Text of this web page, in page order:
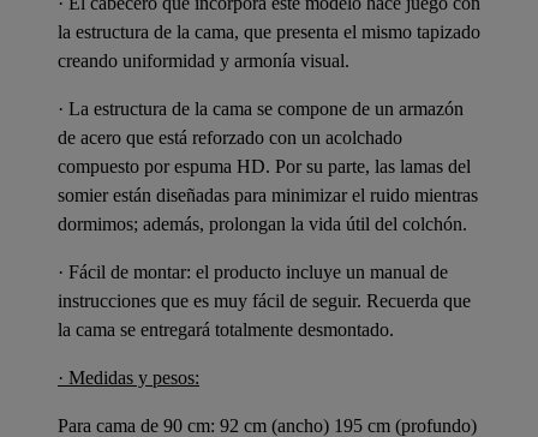
la estructura de la cama, que presenta el mismo tapizado
creando uniformidad y armonía visual.
· La estructura de la cama se compone de un armazón
de acero que está reforzado con un acolchado
compuesto por espuma HD. Por su parte, las lamas del
somier están diseñadas para minimizar el ruido mientras
dormimos; además, prolongan la vida útil del colchón.
· Fácil de montar: el producto incluye un manual de
instrucciones que es muy fácil de seguir. Recuerda que
la cama se entregará totalmente desmontado.
· Medidas y pesos:
Para cama de 90 cm: 92 cm (ancho) 195 cm (profundo)